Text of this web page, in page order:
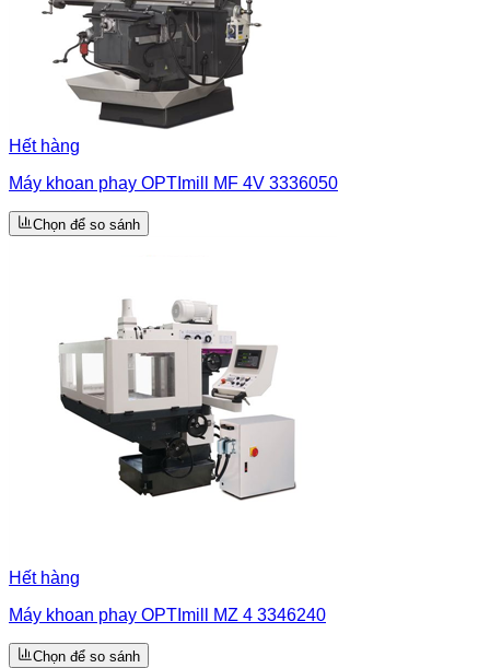
Hết hàng
Máy khoan phay OPTImill MF 4V 3336050
Chọn để so sánh
Hết hàng
Máy khoan phay OPTImill MZ 4 3346240
Chọn để so sánh